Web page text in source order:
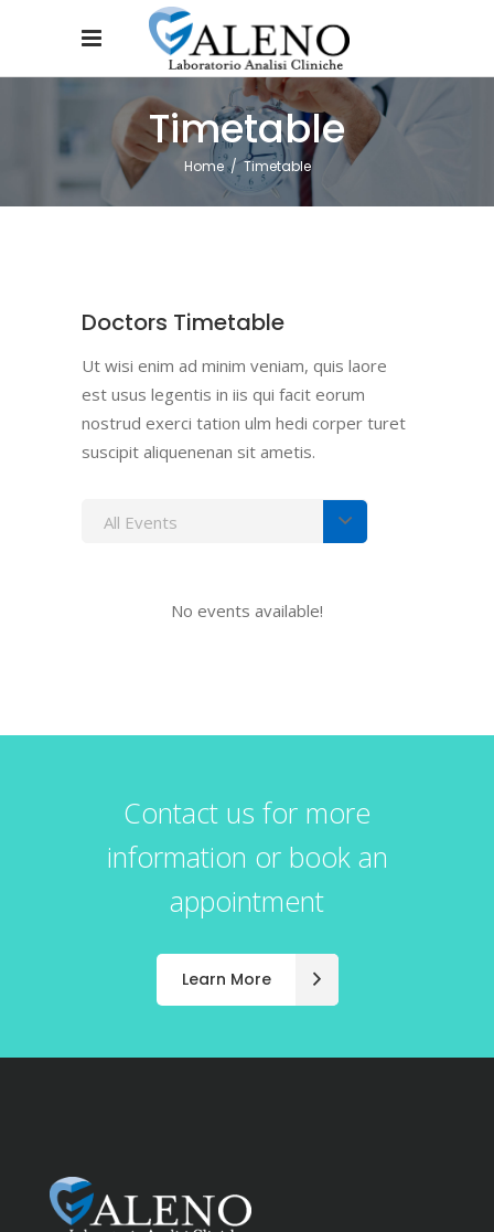
Timetable
Home/Timetable
Doctors Timetable
Ut wisi enim ad minim veniam, quis laore
est usus legentis in iis qui facit eorum
nostrud exerci tation ulm hedi corper turet
suscipit aliquenenan sit ametis.
All Events
No events available!
Contact us for more
information or book an
appointment
Learn More